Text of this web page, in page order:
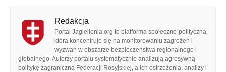
Redakcja
Portal Jagiellonia.org to platforma społeczno-polityczna,
która koncentruje się na monitorowaniu zagrożeń i
wyzwań w obszarze bezpieczeństwa regionalnego i
globalnego. Autorzy portalu systematycznie analizują agresywną
politykę zagraniczną Federacji Rosyjskiej, a ich ostrzeżenia, analizy i